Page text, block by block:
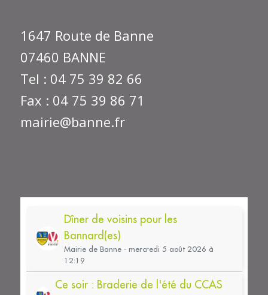
1647 Route de Banne
07460 BANNE
Tel : 04 75 39 82 66
Fax : 04 75 39 86 71
mairie@banne.fr